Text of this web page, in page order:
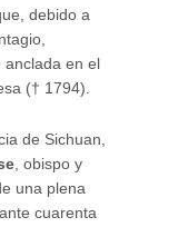
debido a
anclada en el
(† 1794).
de Sichuan,
, obispo y
una plena
cuarenta